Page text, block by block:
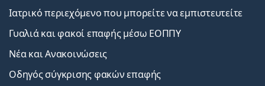
Ιατρικό περιεχόμενο που μπορείτε να εμπιστευτείτε
Γυαλιά και φακοί επαφής μέσω ΕΟΠΠΥ
Νέα και Ανακοινώσεις
Οδηγός σύγκρισης φακών επαφής